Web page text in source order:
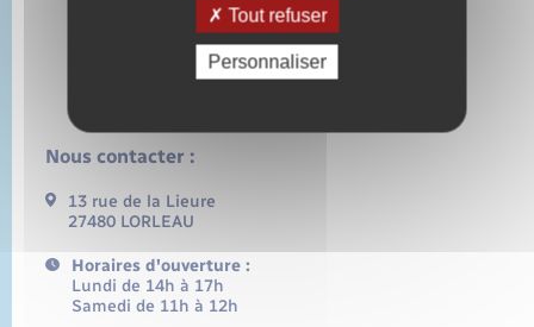
Nous contacter :
13 rue de la Lieure
27480 LORLEAU
Horaires d'ouverture :
Lundi de 14h à 17h
Samedi de 11h à 12h
Tout refuser
Personnaliser